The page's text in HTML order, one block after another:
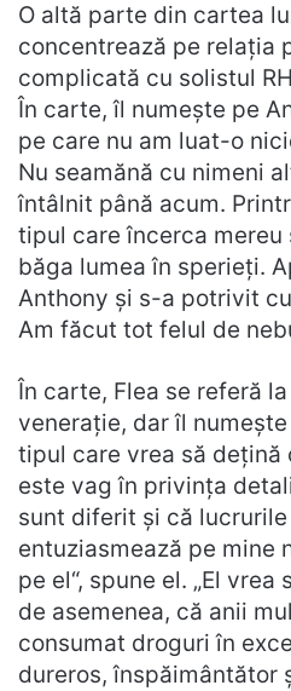
O altă parte din cartea
concentrează pe relația
complicată cu solistul
În carte, îl numește pe
pe care nu am luat-o
Nu seamănă cu nimeni
întâlnit până acum.
tipul care încerca mereu
băga lumea în sperieți.
Anthony și s-a potrivit
Am făcut tot felul de
În carte, Flea se referă
venerație, dar îl
tipul care vrea să dețină
este vag în privința
sunt diferit și că
entuziasmează pe mine
pe el“, spune el. „El vrea
de asemenea, că anii
consumat droguri în
dureros, înspăimântător